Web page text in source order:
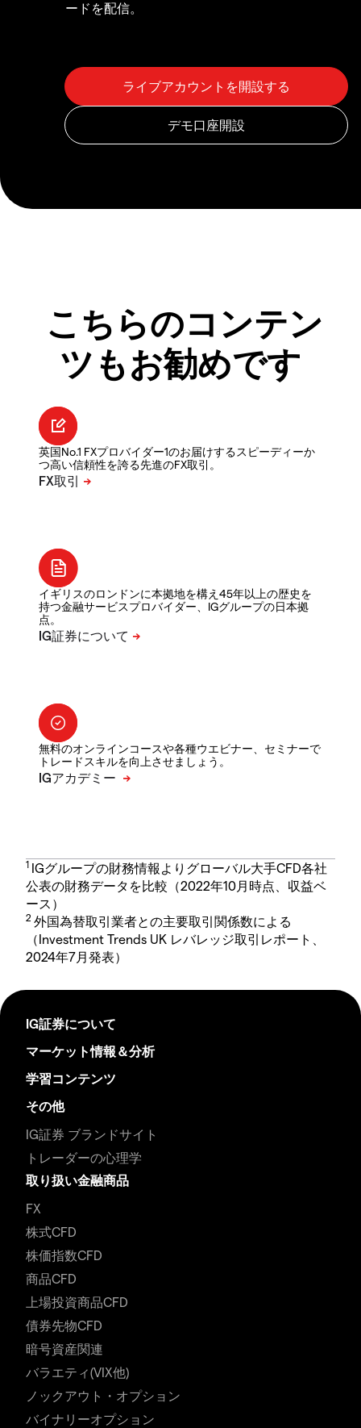
ードを配信。
こちらのコンテン
ツもお勧めです
英国No.1 FXプロバイダー1のお届けするスピーディーか
つ高い信頼性を誇る先進のFX取引。
イギリスのロンドンに本拠地を構え45年以上の歴史を
持つ金融サービスプロバイダー、IGグループの日本拠
点。
無料のオンラインコースや各種ウエビナー、セミナーで
トレードスキルを向上させましょう。
1 IGグループの財務情報よりグローバル大手CFD各社
公表の財務データを比較（2022年10月時点、収益ベ
ース）
2 外国為替取引業者との主要取引関係数による
（Investment Trends UK レバレッジ取引レポート、
2024年7月発表）
IG証券について
マーケット情報＆分析
学習コンテンツ
その他
IG証券 ブランドサイト
トレーダーの心理学
取り扱い金融商品
FX
株式CFD
株価指数CFD
商品CFD
上場投資商品CFD
債券先物CFD
暗号資産関連
バラエティ(VIX他)
ノックアウト・オプション
バイナリーオプション